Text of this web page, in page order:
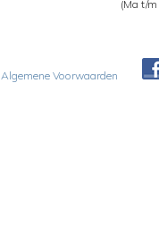
(Ma t/
Algemene Voorwaarden